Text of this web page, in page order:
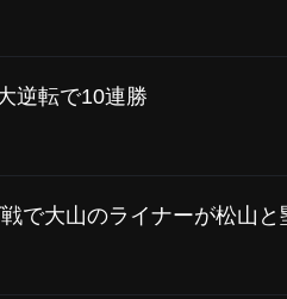
逆転で10連勝
で大山のライナーが松山と